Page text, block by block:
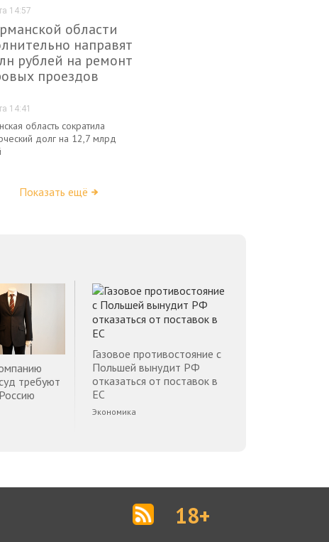
14:57
области
направят
рублей на ремонт
проездов
14:41
область сократила
долг на 12,7 млрд
Показать ещё
требуют
Газовое противостояние с
Польшей вынудит РФ
отказаться от поставок в
ЕС
Экономика
18+